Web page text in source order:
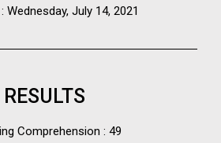
Wednesday, July 14, 2021
RESULTS
Comprehension : 49